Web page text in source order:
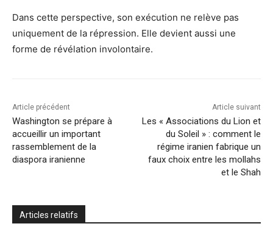
Dans cette perspective, son exécution ne relève pas
uniquement de la répression. Elle devient aussi une
forme de révélation involontaire.
Article précédent
Washington se prépare à
accueillir un important
rassemblement de la
diaspora iranienne
Article suivant
Les « Associations du Lion et
du Soleil » : comment le
régime iranien fabrique un
faux choix entre les mollahs
et le Shah
Articles relatifs